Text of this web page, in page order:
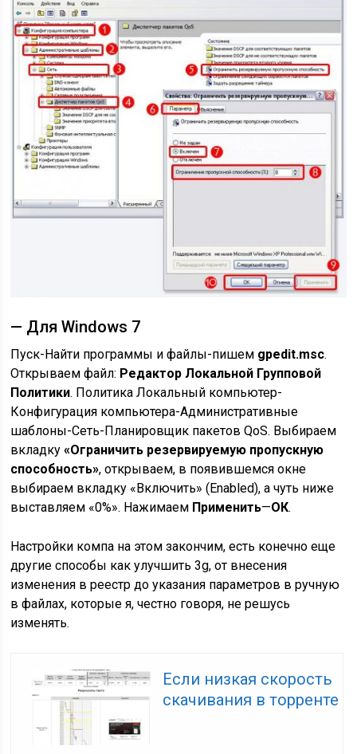
— Для Windows 7
Пуск-Найти программы и файлы-пишем gpedit.msc.
Открываем файл: Редактор Локальной Групповой
Политики. Политика Локальный компьютер-
Конфигурация компьютера-Административные
шаблоны-Сеть-Планировщик пакетов QoS. Выбираем
вкладку«Ограничить резервируемую пропускную
способность», открываем, в появившемся окне
выбираем вкладку «Включить» (Enabled), а чуть ниже
выставляем «0%». Нажимаем Применить—ОК.
Настройки компа на этом закончим, есть конечно еще
другие способы как улучшить 3g, от внесения
изменения в реестр до указания параметров в ручную
в файлах, которые я, честно говоря, не решусь
изменять.
Если низкая скорость
скачивания в торренте